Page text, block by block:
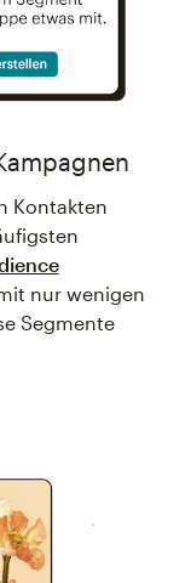
Kontakten
nur wenigen
Segmente